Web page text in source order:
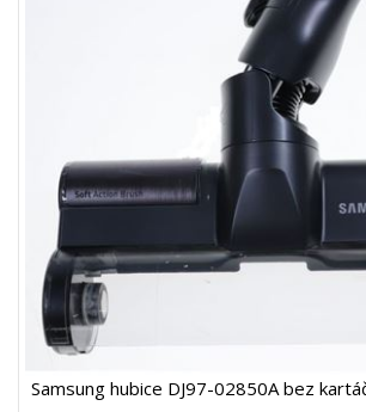
Samsung hubice DJ97-02850A bez